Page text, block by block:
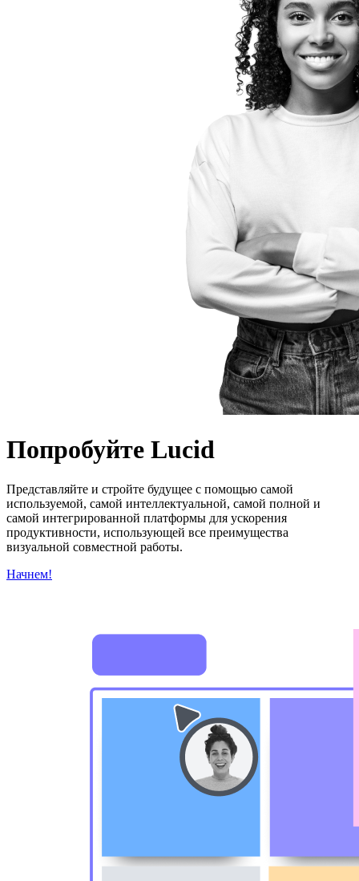
Попробуйте Lucid
Представляйте и стройте будущее с помощью самой
используемой, самой интеллектуальной, самой полной и
самой интегрированной платформы для ускорения
продуктивности, использующей все преимущества
визуальной совместной работы.
Начнем!